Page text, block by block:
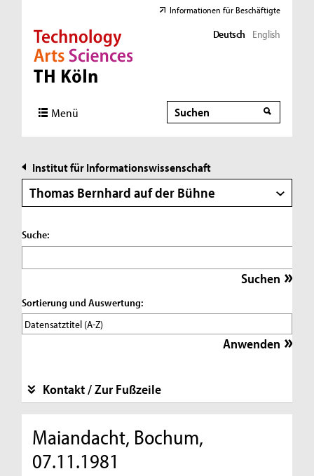
Direkt zur Hauptnavigation
Direkt zur Subnavigation
Direkt zum Inhalt
Direkt zum Fußbereich
Informationen für Beschäftigte
Deutsch English
Menü Suche
Suche
Institut für Informationswissenschaft
Thomas Bernhard auf der Bühne
Suche:
Sortierung und Auswertung:
Kontakt / Zur Fußzeile
Maiandacht, Bochum,
07.11.1981